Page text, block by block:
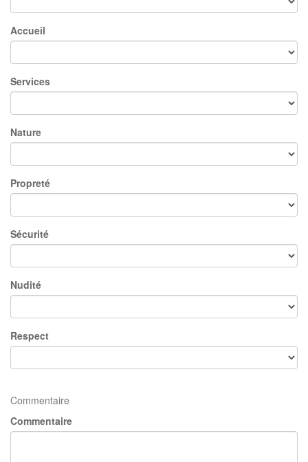
Accueil
Services
Nature
Propreté
Sécurité
Nudité
Respect
Commentaire
Commentaire